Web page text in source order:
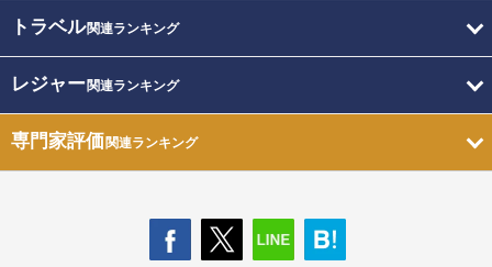
トラベル関連ランキング
レジャー関連ランキング
専門家評価関連ランキング